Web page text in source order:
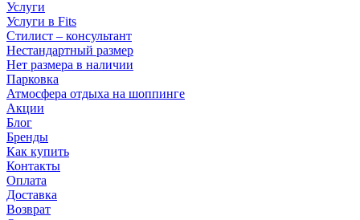
Услуги
Услуги в Fits
Стилист – консультант
Нестандартный размер
Нет размера в наличии
Парковка
Атмосфера отдыха на шоппинге
Акции
Блог
Бренды
Как купить
Контакты
Оплата
Доставка
Возврат